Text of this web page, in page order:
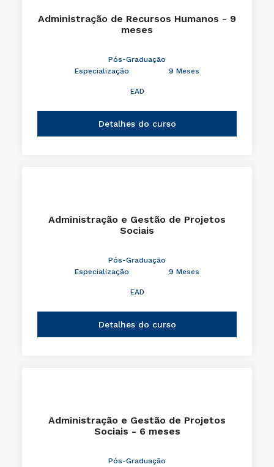
Administração de Recursos Humanos - 9
meses
Pós-Graduação
Especialização
9 Meses
EAD
Detalhes do curso
Administração e Gestão de Projetos
Sociais
Pós-Graduação
Especialização
9 Meses
EAD
Detalhes do curso
Administração e Gestão de Projetos
Sociais - 6 meses
Pós-Graduação